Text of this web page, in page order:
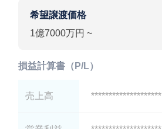
希望譲渡価格
1億7000万円 ~
損益計算書（P/L）
売上高 ********************